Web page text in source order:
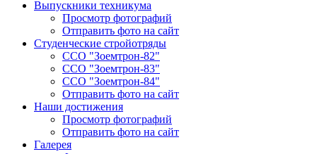
Выпускники техникума
Просмотр фотографий
Отправить фото на сайт
Студенческие стройотряды
ССО "Зоемтрон-82"
ССО "Зоемтрон-83"
ССО "Зоемтрон-84"
Отправить фото на сайт
Наши достижения
Просмотр фотографий
Отправить фото на сайт
Галерея